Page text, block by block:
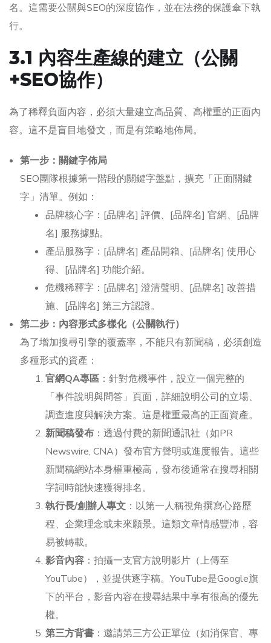
名。這需要公關與SEO的深度協作，並在法務的保護傘下執
行。
3.1 內容生產線的建立（公關
+SEO協作）
為了稀釋負面內容，必須大量建立高品質、高權重的正面內
容。這不是盲目地發文，而是有策略地佈局。
第一步：關鍵字佈局
SEO團隊根據第一階段的關鍵字盤點，擴充「正面關鍵
字」清單。例如：
品牌核心字：[品牌名] 評價、[品牌名] 官網、[品牌
名] 服務據點。
產品服務字：[品牌名] 產品開箱、[品牌名] 使用心
得、[品牌名] 功能介紹。
危機稀釋字：[品牌名] 澄清聲明、[品牌名] 改善措
施、[品牌名] 第三方認證。
第二步：內容形式多樣化（公關執行）
為了增加搜尋引擎的覆蓋率，不能只有新聞稿，必須創造
多種形式的資產：
官網QA專區 ：針對危機事件，設立一個完整的
「事件說明與問答」頁面，詳細說明公司的立場、
調查進度與解決方案。這是權重最高的正面資產。
新聞稿發布 ：透過付費的新聞通訊社（如PR
Newswire, CNA）發布官方聲明或進度報告。這些
新聞稿網站本身權重極高，發布後通常在搜尋相關
字詞時能快速獲得排名。
執行長/創辦人專文 ：以第一人稱視角撰寫心路歷
程、企業理念或未來願景。這類文章情感豐沛，容
易被轉載。
影音內容 ：拍攝一支官方說明影片（上傳至
YouTube），並提供逐字稿。YouTube是Google旗
下的平台，影音內容在搜尋結果中享有很高的優先
權。
第三方背書 ：邀請第三方公正單位（如消保官、專